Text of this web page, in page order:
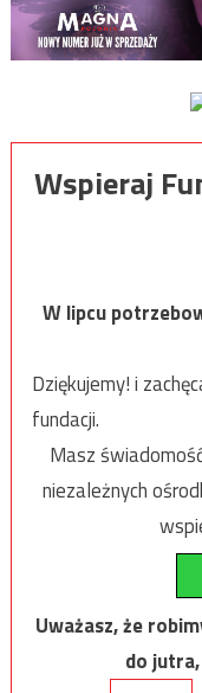
Wspieraj
W lipcu
Dziękujemy! i
fundacji.
Masz
niezależnych
Uważasz, że
do